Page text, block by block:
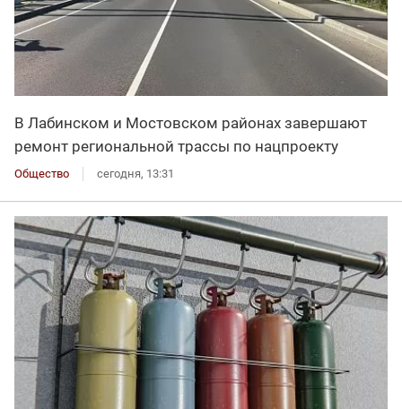
В Лабинском и Мостовском районах завершают
ремонт региональной трассы по нацпроекту
Общество сегодня, 13:31